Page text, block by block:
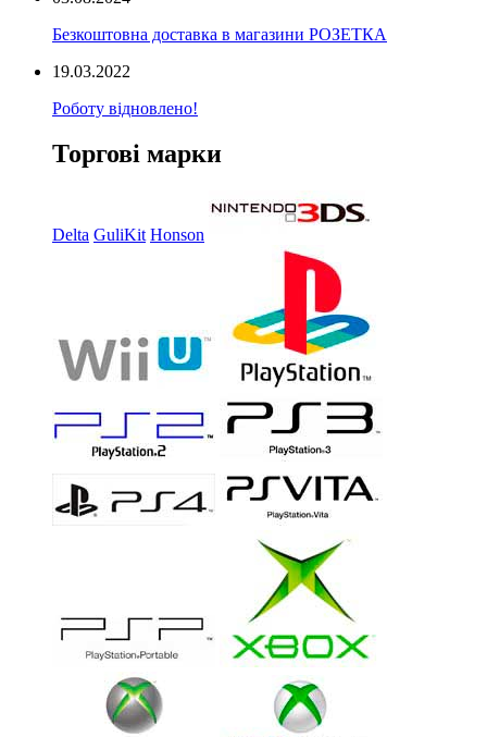
Безкоштовна доставка в магазини РОЗЕТКА
19.03.2022
Роботу відновлено!
Торгові марки
Delta GuliKit Honson